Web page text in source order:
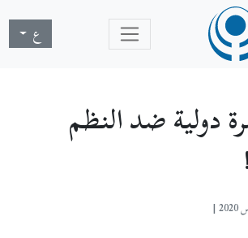
ع
دولية ضد النظم
|